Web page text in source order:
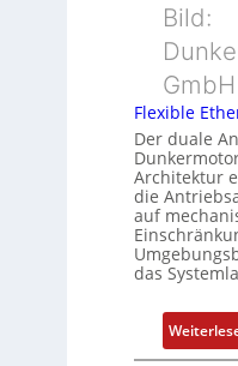
Bild:
GmbH
Flexible
Der duale
Architektur
die
auf
das